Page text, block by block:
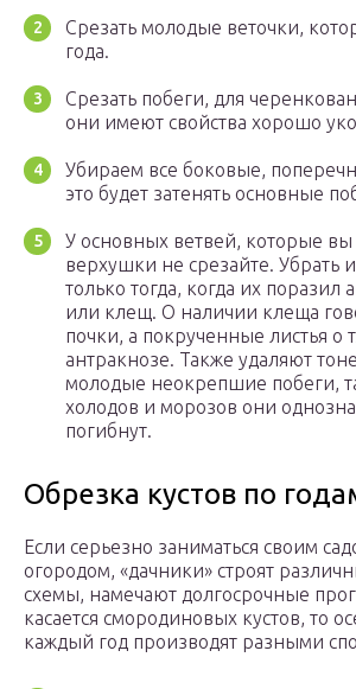
Срезать молодые веточки,
года.
Срезать побеги, для
они имеют свойства хорошо
Убираем все боковые,
это будет затенять основные
У основных ветвей, которые вы
верхушки не срезайте. Убрать
только тогда, когда их поразил
или клещ. О наличии клеща
почки, а покрученные листья о
антракнозе. Также удаляют
молодые неокрепшие побеги,
холодов и морозов они
погибнут.
Обрезка кустов по
Если серьезно заниматься своим
огородом, «дачники» строят
схемы, намечают долгосрочные
касается смородиновых кустов, то
каждый год производят разными